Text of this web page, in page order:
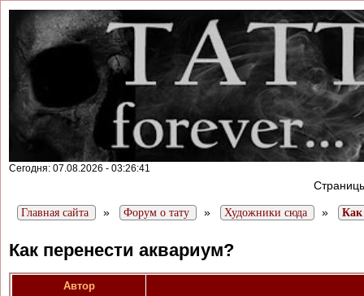
Сегодня: 07.08.2026 - 03:26:41
Главная сайта » Форум о тату » Художники сюда » Как
Как перенести аквариум?
Автор